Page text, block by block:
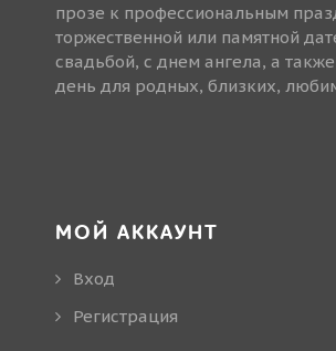
прозе к профессиональным
торжественной или памятной
свадьбой, с днем ангела, а
день для родных, близких,
МОЙ АККАУНТ
Вход
Регистрация